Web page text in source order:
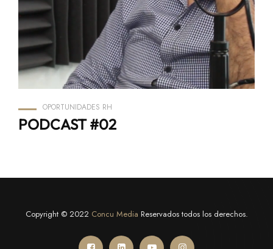
OPORTUNIDADES RH
PODCAST #02
Copyright © 2022 Concu Media Reservados todos los derechos.